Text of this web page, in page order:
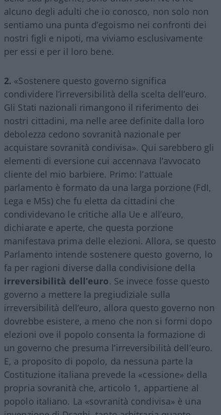
alcuno degli adulti che io conosco, non solo non
sentiamo una punta d’egoismo nei confronti dei
nostri figli e nipoti, ma viviamo esclusivamente
per essi e per il loro bene.
2. «Sostenere questo governo significa
condividere l’irreversibilità della scelta dell’euro.
Gli Stati nazionali rimangono il riferimento dei
nostri cittadini, ma nelle aree definite dalla loro
debolezza cedono sovranità nazionale per
acquistare sovranità condivisa». Qui sarebbero gli
elementi di eversione cui accennava l’avvocato
cliente del mio barbiere. Primo: l’attuale
parlamento è formato da una larga porzione (FdI,
Lega e M5s) che fu eletta da cittadini che
condividevano le critiche alla Ue e all’euro,
dichiarate e aperte, che questa porzione
manifestava prima delle elezioni. Allora, se questo
Parlamento intende sostenere questo governo, lo
fa per ragioni diverse dalla condivisione della
irreversibilità dell’euro. Se invece fosse questo
governo a mettere la pregiudiziale sulla
irreversibilità dell’euro, allora questo governo non
dovrebbe esistere, a meno che non si formi dopo
elezioni ove il popolo consenta la formazione di
un governo che presuma l’irreversibilità dell’euro.
E, a proposito di popolo, da nessuna parte la
Costituzione italiana prevede la «cessione» della
propria sovranità che, articolo 1, appartiene al
popolo italiano. La «sovranità condivisa» è una